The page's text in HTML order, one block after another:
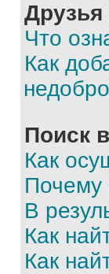
Что
Как
Поиск
Как
Почему
В
Как
Как